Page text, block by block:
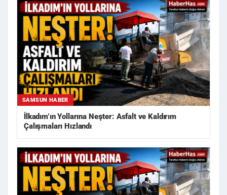
SAMSUN HABER
İlkadım’ın Yollarına Neşter: Asfalt ve Kaldırım
Çalışmaları Hızlandı